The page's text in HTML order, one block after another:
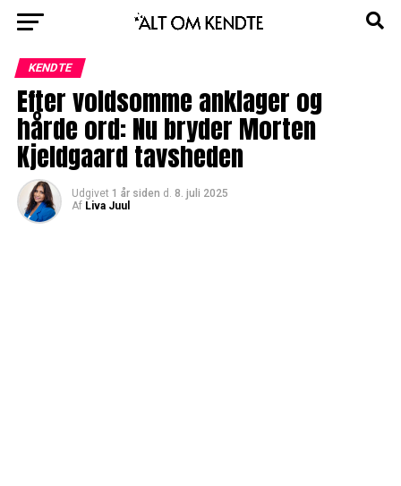
KENDTE
Efter voldsomme anklager og
hårde ord: Nu bryder Morten
Kjeldgaard tavsheden
Udgivet 1 år siden d. 8. juli 2025
Af Liva Juul